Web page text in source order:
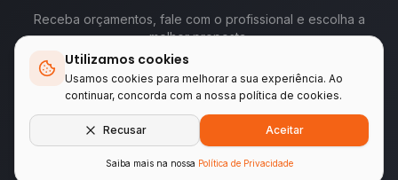
Utilizamos cookies
Usamos cookies para melhorar a sua experiência. Ao
continuar, concorda com a nossa política de cookies.
Recusar Aceitar
Saiba mais na nossa Política de Privacidade
Receba orçamentos, fale com o profissional e escolha a
melhor proposta.
Termos de ServiçoPolítica de Privacidade
📕Livro de Reclamações
Empresas do grupo WA Tecnologia & Serviços
LINKEIFY•ENCONTREAQUI.PT